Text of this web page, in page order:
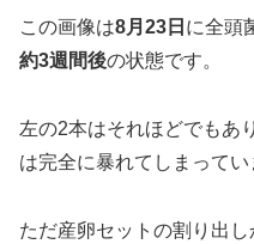
この画像は8月23日 に全頭
約3週間後の状態です。
左の2本はそれほどでもあ
は完全に暴れてしまってい
ただ産卵セットの割り出